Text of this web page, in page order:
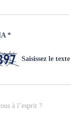
*
Saisissez le
à l’esprit ?